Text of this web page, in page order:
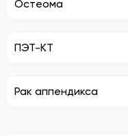
Остеома
ПЭТ-КТ
Рак аппендикса